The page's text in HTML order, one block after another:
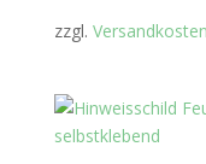
zzgl. Versandkosten